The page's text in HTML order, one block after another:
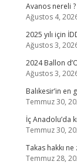
Avanos nereli ?
Ağustos 4,
2025 yılı için
Ağustos 3,
2024 Ballon
Ağustos 3,
Balıkesir’in en
Temmuz 30,
İç Anadolu’da
Temmuz 30,
Takas hakkı
Temmuz 28,